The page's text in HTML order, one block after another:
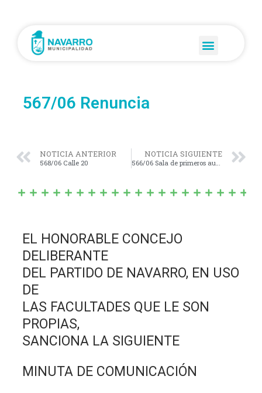
567/06 Renuncia
NOTICIA ANTERIOR
568/06 Calle 20
NOTICIA SIGUIENTE
566/06 Sala de primeros auxilios
EL HONORABLE CONCEJO
DELIBERANTE
DEL PARTIDO DE NAVARRO, EN USO
DE
LAS FACULTADES QUE LE SON
PROPIAS,
SANCIONA LA SIGUIENTE
MINUTA DE COMUNICACIÓN